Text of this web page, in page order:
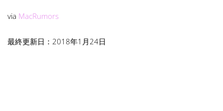
via MacRumors
最終更新日：2018年1月24日